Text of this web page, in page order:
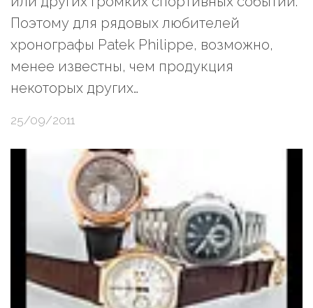
Поэтому для рядовых любителей
хронографы Patek Philippe, возможно,
менее известны, чем продукция
некоторых других…
25/09/2011